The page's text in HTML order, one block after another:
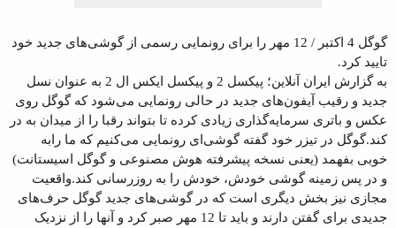
گوگل 4 اکتبر / 12 مهر را برای رونمایی رسمی از گوشی‌های جدید خود
تایید کرد.
به گزارش ایران آنلاین؛ پیکسل 2 و پیکسل ایکس ال 2 به عنوان نسل
جدید و رقیب آیفون‌های جدید در حالی رونمایی می‌شود که گوگل روی
عکس و باتری سرمایه‌گذاری زیادی کرده تا بتواند رقبا را از میدان به در
کند.گوگل در تیزر خود گفته گوشی‌ای رونمایی می‌کنیم که ما رابه
خوبی بفهمد (یعنی نسخه پیشرفته هوش مصنوعی و گوگل اسیستانت)
و در پس زمینه گوشی خودش، خودش را به روزرسانی کند.واقعیت
مجازی نیز بخش دیگری است که در گوشی‌های جدید گوگل حرف‌های
جدیدی برای گفتن دارند و باید تا 12 مهر صبر کرد و آنها را از نزدیک